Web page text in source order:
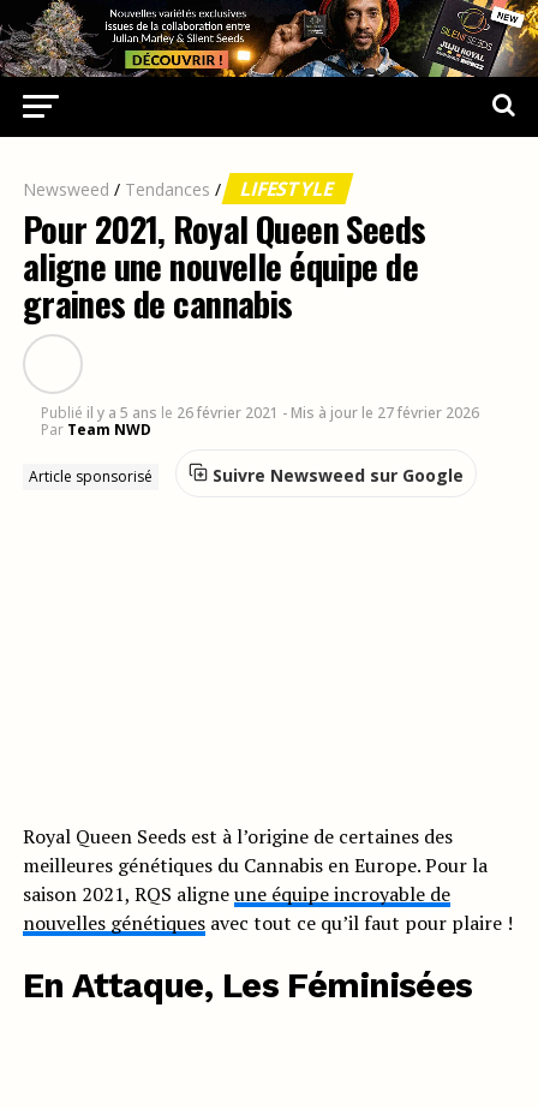
Newsweed / Tendances / LIFESTYLE
Pour 2021, Royal Queen Seeds
aligne une nouvelle équipe de
graines de cannabis
Publié il y a 5 ans le 26 février 2021 - Mis à jour le 27 février 2026
Par Team NWD
Article sponsorisé Suivre Newsweed sur Google
Royal Queen Seeds est à l’origine de certaines des
meilleures génétiques du Cannabis en Europe. Pour la
saison 2021, RQS aligneune équipe incroyable de
nouvelles génétiquesavec tout ce qu’il faut pour plaire !
En Attaque, Les Féminisées